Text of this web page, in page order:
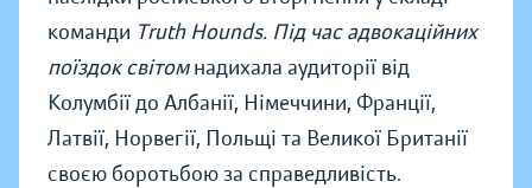
команди Truth Hounds. Під час адвокаційних
поїздок світомнадихала аудиторії від
Колумбії до Албанії, Німеччини, Франції,
Латвії, Норвегії, Польщі та Великої Британії
своєю боротьбою за справедливість.